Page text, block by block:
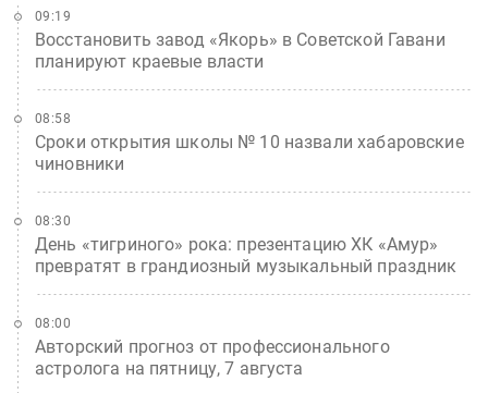
Восстановить завод «Якорь» в Советской Гавани
планируют краевые власти
09:19
Сроки открытия школы № 10 назвали хабаровские
чиновники
08:58
День «тигриного» рока: презентацию ХК «Амур»
превратят в грандиозный музыкальный праздник
08:30
Авторский прогноз от профессионального
астролога на пятницу, 7 августа
08:00